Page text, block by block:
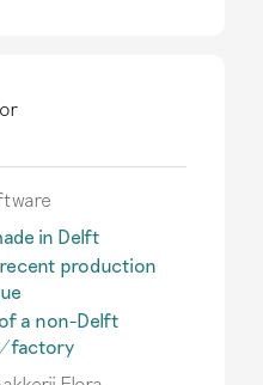
in Delft
Delftware is only
in Delft.
production
factories in
Holland
a non-Delft
factory
Delftware also